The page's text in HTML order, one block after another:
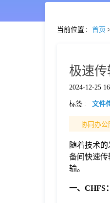
当前位置 : 首页
极速传
2024-12-25
标签 : 文件
协同办
随着技术
备间快速
输。
一、CHFS